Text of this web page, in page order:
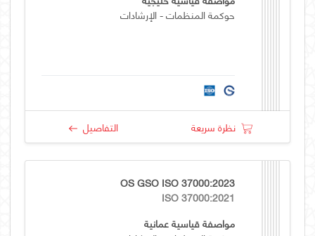
حوكمة المنظمات - الإرشادات
نظرة سريعة التفاصيل
OS GSO ISO 37000:2023
ISO 37000:2021
مواصفة قياسية عمانية